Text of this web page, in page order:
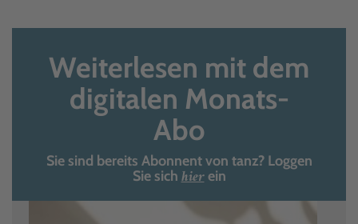
Weiterlesen mit dem
digitalen Monats-
Abo
Sie sind bereits Abonnent von tanz? Loggen
Sie sich hierein